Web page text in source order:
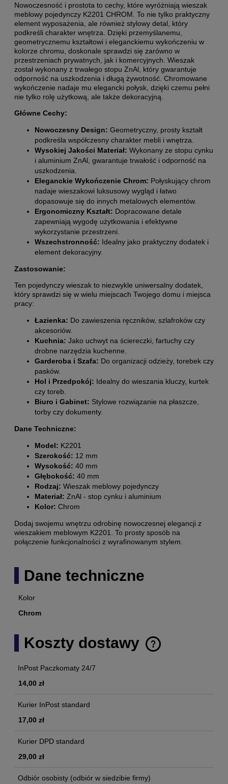
Nowoczesność i prostota to cechy, które wyróżniają wieszak
meblowy pojedynczy K2201 CHROM. To nie tylko praktyczny
element wyposażenia, ale również stylowy detal, który
podkreśli charakter wnętrza. Dzięki przemyślanemu,
geometrycznemu kształtowi i eleganckiemu wykończeniu w
kolorze chromu, doskonale sprawdzi się zarówno w
przestrzeniach prywatnych, jak i komercyjnych. Wieszak
został wykonany z trwałego stopu ZnAl, który gwarantuje
odporność na uszkodzenia i długą żywotność. Chromowane
wykończenie nadaje mu elegancki połysk, dzięki czemu pełni
nie tylko rolę użytkową, ale także dekoracyjną.
Główne Cechy:
Nowoczesny Design: Geometryczny, prosty kształt
podkreśla współczesny charakter mebli i wnętrza.
Wysokiej Jakości Materiał: Wykonany ze stopu cynku
i aluminium ZnAl, gwarantuje trwałość i odporność na
uszkodzenia.
Eleganckie Wykończenie Chrom: Połyskujący chrom
nadaje wieszakowi luksusowy wygląd i łatwo
dopasowuje się do innych metalowych elementów.
Ergonomiczny Kształt: Dopracowane detale
zapewniają wygodę użytkowania i efektywne
wykorzystanie przestrzeni.
Wszechstronność: Idealny jako praktyczny dodatek i
element dekoracyjny.
Zastosowanie:
Ten pojedynczy wieszak to niezwykle uniwersalny dodatek,
który sprawdzi się w wielu miejscach Twojego domu i miejsca
pracy:
Łazienka: Do zawieszenia ręczników, szlafroków czy
akcesoriów.
Kuchnia: Jako uchwyt na ściereczki, fartuchy czy
drobne narzędzia kuchenne.
Garderoba i Szafa: Do organizacji odzieży, torebek czy
pasków.
Hol i Przedpokój: Idealny do wieszania kluczy, kurtek
czy toreb.
Biuro i Gabinet: Stylowe rozwiązanie na płaszcze,
torby czy dokumenty.
Dane Techniczne:
Model: K2201
Szerokość: 12 mm
Wysokość: 40 mm
Głębokość: 40 mm
Rodzaj: Wieszak meblowy pojedynczy
Materiał: ZnAl - stop cynku i aluminium
Kolor: Chrom
Dodaj swojemu wnętrzu odrobinę nowoczesnej elegancji z
wieszakiem meblowym K2201. To prosty sposób na
połączenie funkcjonalności z wyrafinowanym stylem.
Dane techniczne
Kolor
Chrom
Koszty dostawy
Cena nie zawiera ewentualnych kosztów płatności
InPost Paczkomaty 24/7
14,00 zł
Kurier InPost standard
17,00 zł
Kurier DPD standard
29,00 zł
Odbiór osobisty (odbiór w siedzibie firmy)